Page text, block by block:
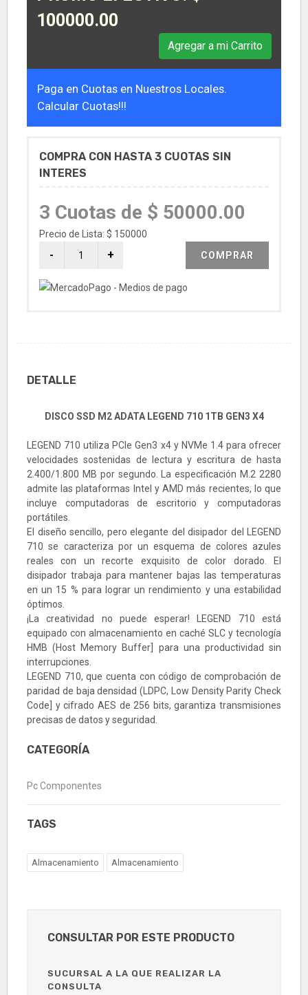
100000.00
Agregar a mi Carrito
Paga en Cuotas en Nuestros Locales.
Calcular Cuotas!!!
COMPRA CON HASTA 3 CUOTAS SIN
INTERES
3 Cuotas de $ 50000.00
Precio de Lista: $ 150000
COMPRAR
DETALLE
DISCO SSD M2 ADATA LEGEND 710 1TB GEN3 X4
LEGEND 710 utiliza PCIe Gen3 x4 y NVMe 1.4 para ofrecer
velocidades sostenidas de lectura y escritura de hasta
2.400/1.800 MB por segundo. La especificación M.2 2280
admite las plataformas Intel y AMD más recientes, lo que
incluye computadoras de escritorio y computadoras
portátiles.
El diseño sencillo, pero elegante del disipador del LEGEND
710 se caracteriza por un esquema de colores azules
reales con un recorte exquisito de color dorado. El
disipador trabaja para mantener bajas las temperaturas
en un 15 % para lograr un rendimiento y una estabilidad
óptimos.
¡La creatividad no puede esperar! LEGEND 710 está
equipado con almacenamiento en caché SLC y tecnología
HMB (Host Memory Buffer] para una productividad sin
interrupciones.
LEGEND 710, que cuenta con código de comprobación de
paridad de baja densidad (LDPC, Low Density Parity Check
Code] y cifrado AES de 256 bits, garantiza transmisiones
precisas de datos y seguridad.
CATEGORÍA
Pc Componentes
TAGS
Almacenamiento Almacenamiento
CONSULTAR POR ESTE PRODUCTO
SUCURSAL A LA QUE REALIZAR LA
CONSULTA